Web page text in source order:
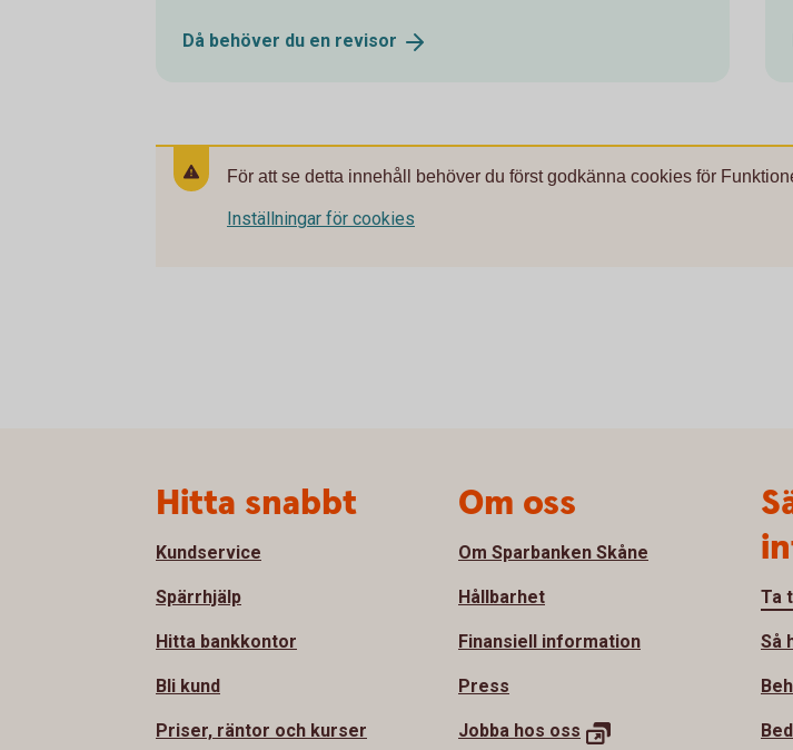
Då behöver du en revisor
För att se detta innehåll behöver du först godkänna cookies för
Inställningar för cookies
Hitta snabbt
Kundservice
Spärrhjälp
Hitta bankkontor
Bli kund
Priser, räntor och kurser
Om oss
Om Sparbanken Skåne
Hållbarhet
Finansiell information
Press
Jobba hos oss
Ta
Så